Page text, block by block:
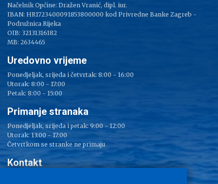
Načelnik Općine: Dražen Vranić, dipl. iur.
IBAN: HR1723400091853800000 kod Privredne Banke Zagreb -
Podružnica Rijeka
OIB: 32131316182
MB: 2634465
Uredovno vrijeme
Ponedjeljak, srijeda i četvrtak: 8:00 - 16:00
Utorak: 8:00 - 17:00
Petak: 8:00 - 15:00
Primanje stranaka
Ponedjeljak, srijeda i petak: 9:00 - 12:00
Utorak: 13:00 - 17:00
Četvrtkom se stranke ne primaju
Kontakt